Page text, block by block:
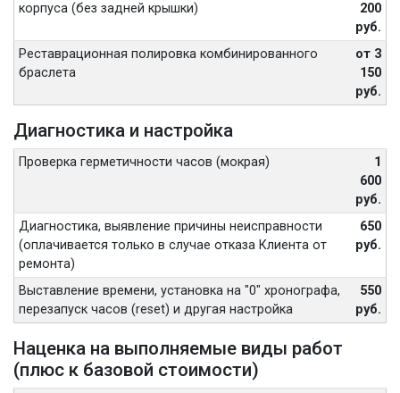
корпуса (без задней крышки)
200
руб.
Реставрационная полировка комбинированного
браслета
от 3
150
руб.
Диагностика и настройка
Проверка герметичности часов (мокрая)
1
600
руб.
Диагностика, выявление причины неисправности
(оплачивается только в случае отказа Клиента от
ремонта)
650
руб.
Выставление времени, установка на "0" хронографа,
перезапуск часов (reset) и другая настройка
550
руб.
Наценка на выполняемые виды работ
(плюс к базовой стоимости)